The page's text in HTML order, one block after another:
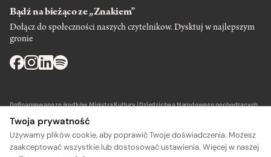
Bądź na bieżąco ze „Znakiem”
Dołącz do społeczności naszych czytelnikow. Dysktuj w najlepszym
gronie
Dofinansowano ze środków Ministra Kultury i Dziedzictwa Narodowego pochodzących
Twoja prywatność
Używamy plików cookie, aby poprawić Twoje doświadczenia. Możesz
zaakceptować wszystkie lub dostosować ustawienia. Więcej w naszej